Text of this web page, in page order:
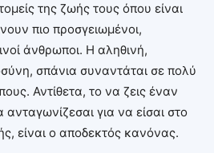
της ζωής τους όπου είναι
πιο προσγειωμένοι,
άνθρωποι. Η αληθινή,
σπάνια συναντάται σε πολύ
Αντίθετα, το να ζεις έναν
για να είσαι στο
είναι ο αποδεκτός κανόνας.